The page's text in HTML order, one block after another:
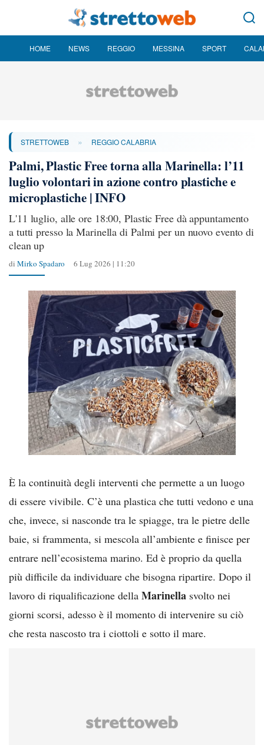
HOME NEWS REGGIO MESSINA SPORT
STRETTOWEB » REGGIO CALABRIA
Palmi, Plastic Free torna alla Marinella: l’11
luglio volontari in azione contro plastiche e
microplastiche | INFO
L'11 luglio, alle ore 18:00, Plastic Free dà appuntamento
a tutti presso la Marinella di Palmi per un nuovo evento di
clean up
di Mirko Spadaro 6 Lug 2026 | 11:20
È la continuità degli interventi che permette a un luogo
di essere vivibile. C’è una plastica che tutti vedono e una
che, invece, si nasconde tra le spiagge, tra le pietre delle
baie, si frammenta, si mescola all’ambiente e finisce per
entrare nell’ecosistema marino. Ed è proprio da quella
più difficile da individuare che bisogna ripartire. Dopo il
lavoro di riqualificazione della Marinella svolto nei
giorni scorsi, adesso è il momento di intervenire su ciò
che resta nascosto tra i ciottoli e sotto il mare.